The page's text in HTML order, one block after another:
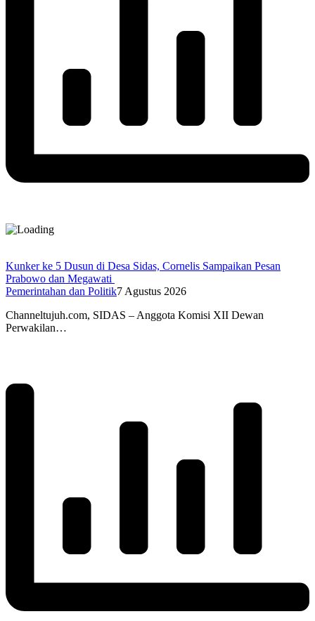
Kunker ke 5 Dusun di Desa Sidas, Cornelis Sampaikan Pesan
Prabowo dan Megawati
Pemerintahan dan Politik7 Agustus 2026
Channeltujuh.com, SIDAS – Anggota Komisi XII Dewan
Perwakilan…